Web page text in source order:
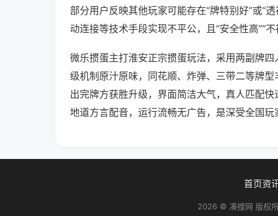
部分用户反映其他玩家可能存在“牌特别好”或“
动连接等技术手段实现不平公，且“安全性高”“不
微乐掼蛋主打淮安正宗掼蛋玩法，采用两副牌
级机制原汁原味，同花顺、炸弹、三带二等牌
出完牌方获胜升级，界面简洁大气，真人匹配
地道方言配音，运行流畅无广告，是深受全国玩
首页资
2026 © 凑搜网 版权